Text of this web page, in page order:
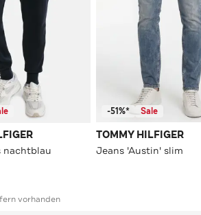
nachtblau
-51%* Sale
TOMMY HILFIGER
Jeans 'Austin' slim
vorhanden